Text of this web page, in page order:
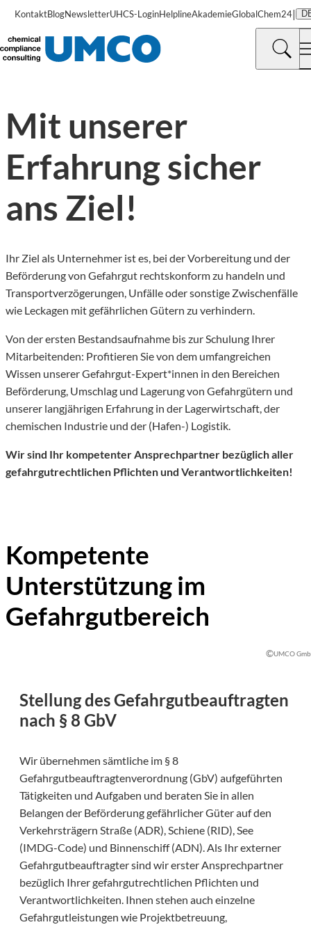
KontaktBlogNewsletterUHCS-LoginHelplineAkademieGlobalChem24|
Mit unserer
Erfahrung sicher
ans Ziel!
Ihr Ziel als Unternehmer ist es, bei der Vorbereitung und der
Beförderung von Gefahrgut rechtskonform zu handeln und
Transportverzögerungen, Unfälle oder sonstige Zwischenfälle
wie Leckagen mit gefährlichen Gütern zu verhindern.
Von der ersten Bestandsaufnahme bis zur Schulung Ihrer
Mitarbeitenden: Profitieren Sie von dem umfangreichen
Wissen unserer Gefahrgut-Expert*innen in den Bereichen
Beförderung, Umschlag und Lagerung von Gefahrgütern und
unserer langjährigen Erfahrung in der Lagerwirtschaft, der
chemischen Industrie und der (Hafen-) Logistik.
Wir sind Ihr kompetenter Ansprechpartner bezüglich aller
gefahrgutrechtlichen Pflichten und Verantwortlichkeiten!
UMCO GmbH
Kompetente
Unterstützung im
Gefahrgutbereich
©UMCO
Stellung des Gefahrgutbeauftragten
nach § 8 GbV
Wir übernehmen sämtliche im § 8
Gefahrgutbeauftragtenverordnung (GbV) aufgeführten
Tätigkeiten und Aufgaben und beraten Sie in allen
Belangen der Beförderung gefährlicher Güter auf den
Verkehrsträgern Straße (ADR), Schiene (RID), See
(IMDG-Code) und Binnenschiff (ADN). Als Ihr externer
Gefahrgutbeauftragter sind wir erster Ansprechpartner
bezüglich Ihrer gefahrgutrechtlichen Pflichten und
Verantwortlichkeiten. Ihnen stehen auch einzelne
Gefahrgutleistungen wie Projektbetreuung,